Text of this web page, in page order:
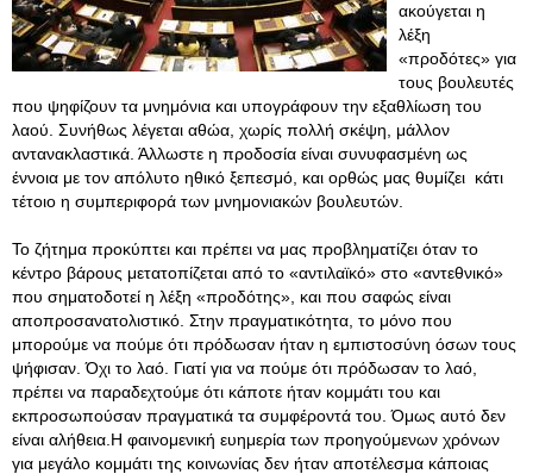
ακούγεται η
λέξη
«προδότες» για
τους βουλευτές
που ψηφίζουν τα μνημόνια και υπογράφουν την εξαθλίωση του
λαού. Συνήθως λέγεται αθώα, χωρίς πολλή σκέψη, μάλλον
αντανακλαστικά. Άλλωστε η προδοσία είναι συνυφασμένη ως
έννοια με τον απόλυτο ηθικό ξεπεσμό, και ορθώς μας θυμίζει κάτι
τέτοιο η συμπεριφορά των μνημονιακών βουλευτών.
Το ζήτημα προκύπτει και πρέπει να μας προβληματίζει όταν το
κέντρο βάρους μετατοπίζεται από το «αντιλαϊκό» στο «αντεθνικό»
που σηματοδοτεί η λέξη «προδότης», και που σαφώς είναι
αποπροσανατολιστικό. Στην πραγματικότητα, το μόνο που
μπορούμε να πούμε ότι πρόδωσαν ήταν η εμπιστοσύνη όσων τους
ψήφισαν. Όχι το λαό. Γιατί για να πούμε ότι πρόδωσαν το λαό,
πρέπει να παραδεχτούμε ότι κάποτε ήταν κομμάτι του και
εκπροσωπούσαν πραγματικά τα συμφέροντά του. Όμως αυτό δεν
είναι αλήθεια.Η φαινομενική ευημερία των προηγούμενων χρόνων
για μεγάλο κομμάτι της κοινωνίας δεν ήταν αποτέλεσμα κάποιας